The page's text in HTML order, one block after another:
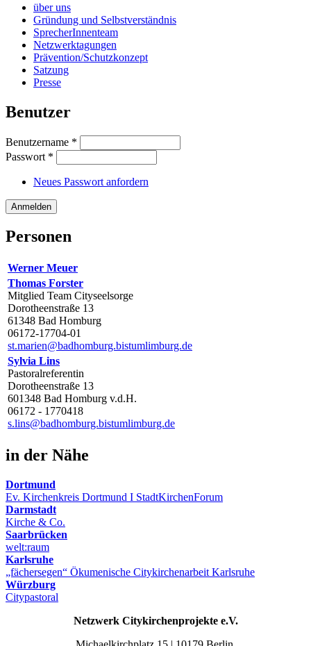
über uns
Gründung und Selbstverständnis
SprecherInnenteam
Netzwerktagungen
Prävention/Schutzkonzept
Satzung
Presse
Benutzer
Benutzername *
Passwort *
Neues Passwort anfordern
Personen
Werner Meuer
Thomas Forster
Mitglied Team Cityseelsorge
Dorotheenstraße 13
61348 Bad Homburg
06172-17704-01
st.marien@badhomburg.bistumlimburg.de
Sylvia Lins
Pastoralreferentin
Dorotheenstraße 13
601348 Bad Homburg v.d.H.
06172 - 1770418
s.lins@badhomburg.bistumlimburg.de
in der Nähe
Dortmund
Ev. Kirchenkreis Dortmund I StadtKirchenForum
Darmstadt
Kirche & Co.
Saarbrücken
welt:raum
Karlsruhe
„fächersegen“ Ökumenische Citykirchenarbeit Karlsruhe
Würzburg
Citypastoral
Netzwerk Citykirchenprojekte e.V.